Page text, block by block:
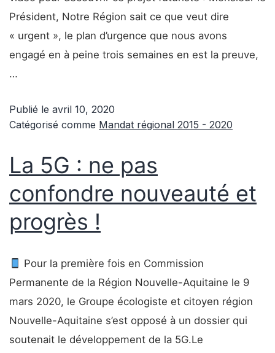
Président, Notre Région sait ce que veut dire
« urgent », le plan d’urgence que nous avons
engagé en à peine trois semaines en est la preuve,
…
Publié le avril 10, 2020
Catégorisé comme Mandat régional 2015 - 2020
La 5G : ne pas
confondre nouveauté et
progrès !
Pour la première fois en Commission
Permanente de la Région Nouvelle-Aquitaine le 9
mars 2020, le Groupe écologiste et citoyen région
Nouvelle-Aquitaine s’est opposé à un dossier qui
soutenait le développement de la 5G.Le